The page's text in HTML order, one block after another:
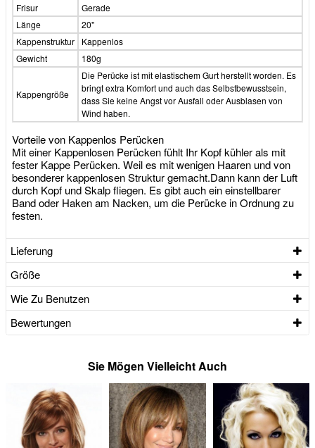
Frisur
Gerade
Länge
20"
Kappenstruktur
Kappenlos
Gewicht
180g
Kappengröße
Die Perücke ist mit elastischem Gurt herstellt worden. Es
bringt extra Komfort und auch das Selbstbewusstsein,
dass Sie keine Angst vor Ausfall oder Ausblasen von
Wind haben.
Vorteile von Kappenlos Perücken
Mit einer Kappenlosen Perücken fühlt Ihr Kopf kühler als mit
fester Kappe Perücken. Weil es mit wenigen Haaren und von
besonderer kappenlosen Struktur gemacht.Dann kann der Luft
durch Kopf und Skalp fliegen. Es gibt auch ein einstellbarer
Band oder Haken am Nacken, um die Perücke in Ordnung zu
festen.
Lieferung
Größe
Wie Zu Benutzen
Bewertungen
Sie Mögen Vielleicht Auch